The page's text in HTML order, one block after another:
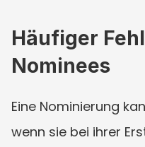
Häufiger
Nominees
Eine Nominierung
wenn sie bei ihrer